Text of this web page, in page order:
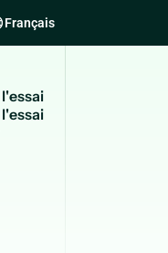
Français
l'essai